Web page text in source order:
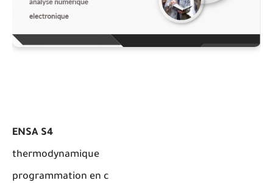
ENSA S4
thermodynamique
programmation en c